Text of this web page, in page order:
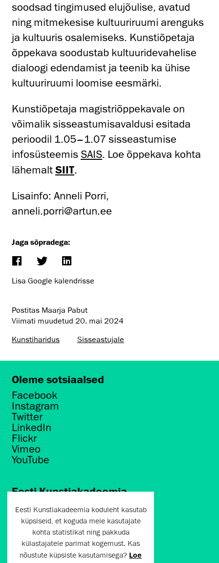
soodsad tingimused elujõulise, avatud
ning mitmekesise kultuuriruumi arenguks
ja kultuuris osalemiseks. Kunstiõpetaja
õppekava soodustab kultuuridevahelise
dialoogi edendamist ja teenib ka ühise
kultuuriruumi loomise eesmärki.
Kunstiõpetaja magistriõppekavale on
võimalik sisseastumisavaldusi esitada
perioodil 1.05–1.07 sisseastumise
infosüsteemisSAIS. Loe õppekava kohta
lähemalt SIIT.
Lisainfo: Anneli Porri,
anneli.porri@artun.ee
Jaga sõpradega:
Lisa Google kalendrisse
Postitas Maarja Pabut
Viimati muudetud 20. mai 2024
Kunstiharidus
Sisseastujale
Oleme sotsiaalsed
Facebook
Instagram
Twitter
LinkedIn
Flickr
Vimeo
YouTube
Eesti Kunstiakadeemia
Põhja puiestee 7
Tallinn 10412
artun@artun.ee
+372 6267301
Eesti Kunstiakadeemia koduleht kasutab
küpsiseid, et koguda meie kasutajate
kohta statistikat ning pakkuda
külastajatele parimat kogemust. Kas
nõustute küpsiste kasutamisega? Loe